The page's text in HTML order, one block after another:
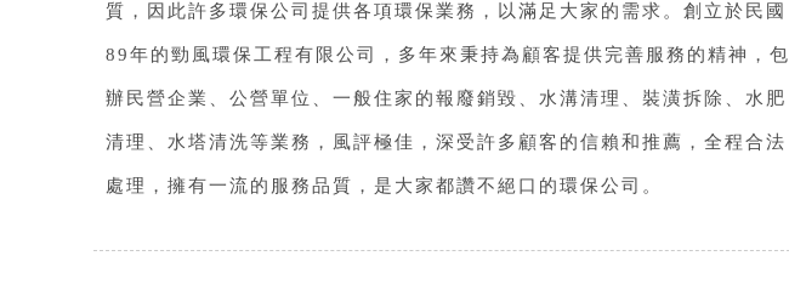
質，因此許多環保公司提供各項環保業務，以滿足大家的需求。創立於民國
89年的勁風環保工程有限公司，多年來秉持為顧客提供完善服務的精神，包
辦民營企業、公營單位、一般住家的報廢銷毀、水溝清理、裝潢拆除、水肥
清理、水塔清洗等業務，風評極佳，深受許多顧客的信賴和推薦，全程合法
處理，擁有一流的服務品質，是大家都讚不絕口的環保公司。